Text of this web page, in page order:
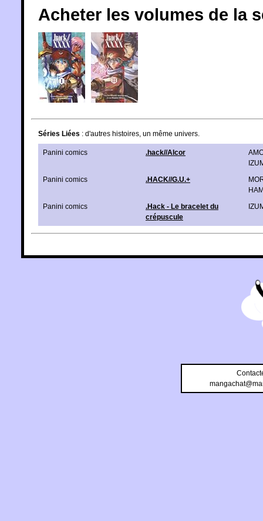
Acheter les volumes de la
Séries Liées : d'autres histoires, un même univers.
Panini comics .hack//Alcor
Panini comics
.HACK//G.U.+
Panini comics
.Hack - Le bracelet du
crépuscule